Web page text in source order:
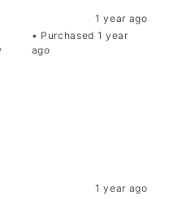
1 year ago
• Purchased 1 year
ago
1 year ago